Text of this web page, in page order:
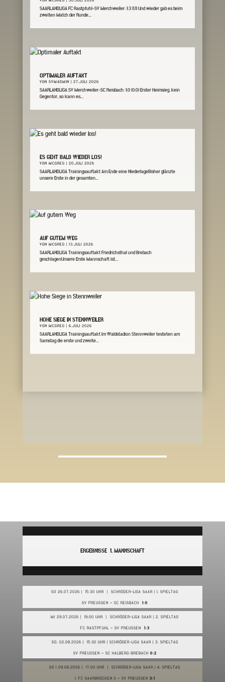
SAARLANDLIGA FC Rastpfuhl-SV Merchweiler: 1:3 (1:1) Und wieder gab es beim
zweiten Match der Runde...
OPTIMALER AUFTAKT
VON SVMADMIN | 27.JULI 2026
SAARLANDLIGA SV Merchweiler-SC Reisbach: 1:0 (0:0) Erster Heimsieg, kein
Gegentor, so kann es...
ES GEHT BALD WIEDER LOS!
VON MCGREG | 20.JULI 2026
SAARLANDLIGA Trainingsauftakt Am Ende eine NiederlageBisher glänzte
unsere Erste in der gesamten...
AUF GUTEM WEG
VON MCGREG | 13.JULI 2026
SAARLANDLIGA Trainingsauftakt Friedrichsthal und Brebach
geschlagenUnsere Erste Mannschaft ist...
HOHE SIEGE IN STENNWEILER
VON MCGREG | 6.JULI 2026
SAARLANDLIGA Trainingsauftakt Im Waldstadion Stennweiler testeten am
Samstag die erste und zweite...
ERGEBNISSE 1. MANNSCHAFT
SO 26.07.2026 | 15:30 UHR | SCHRÖDER-LIGA SAAR | 1. SPIELTAG
SV PREUSSEN – SC REISBACH 1:0
MI 29.07.2026 | 19:00 UHR | SCHRÖDER-LIGA SAAR | 2. SPIELTAG
FC RASTPFUHL – SV PREUSSEN 1:3
SO. 02.08.2026 | 15:30 UHR | SCHRÖDER-LIGA SAAR | 3. SPIELTAG
SV PREUSSEN – SC HALBERG-BREBACH 0:2
SO I 09.08.2026 | 17:00 UHR | SCHRÖDER-LIGA SAAR | 4. SPIELTAG
1. FC SAARBRÜCKEN II – SV PREUSSEN 3:1